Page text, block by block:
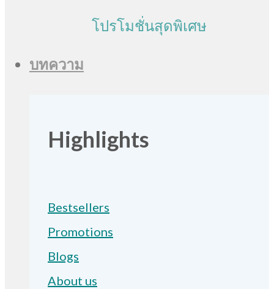
โปรโมชั่นสุดพิเศษ
บทความ
Highlights
Bestsellers
Promotions
Blogs
About us